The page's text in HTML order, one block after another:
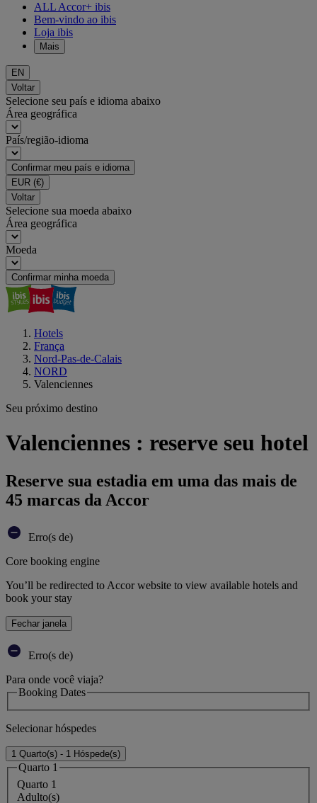
ALL Accor+ ibis
Bem-vindo ao ibis
Loja ibis
Mais
EN
Voltar
Selecione seu país e idioma abaixo
Área geográfica
País/região-idioma
Confirmar meu país e idioma
EUR (€)
Voltar
Selecione sua moeda abaixo
Área geográfica
Moeda
Confirmar minha moeda
Hotels
França
Nord-Pas-de-Calais
NORD
Valenciennes
Seu próximo destino
Valenciennes : reserve seu hotel
Reserve sua estadia em uma das mais de
45 marcas da Accor
Erro(s de)
Core booking engine
You’ll be redirected to Accor website to view available hotels and
book your stay
Fechar janela
Erro(s de)
Para onde você viaja?
Booking Dates
Selecionar hóspedes
1 Quarto(s) - 1 Hóspede(s)
Quarto 1
Quarto 1
Adulto(s)